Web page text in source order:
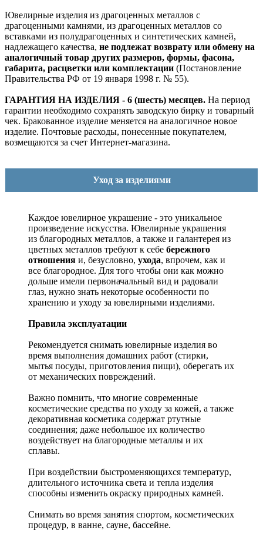
Ювелирные изделия из драгоценных металлов с
драгоценными камнями, из драгоценных металлов со
вставками из полудрагоценных и синтетических камней,
надлежащего качества, не подлежат возврату или обмену на
аналогичный товар других размеров, формы, фасона,
габарита, расцветки или комплектации (Постановление
Правительства РФ от 19 января 1998 г. № 55).
ГАРАНТИЯ НА ИЗДЕЛИЯ - 6 (шесть) месяцев. На период
гарантии необходимо сохранять заводскую бирку и товарный
чек. Бракованное изделие меняется на аналогичное новое
изделие. Почтовые расходы, понесенные покупателем,
возмещаются за счет Интернет-магазина.
Уход за изделиями
Каждое ювелирное украшение - это уникальное
произведение искусства. Ювелирные украшения
из благородных металлов, а также и галантерея из
цветных металлов требуют к себе бережного
отношения и, безусловно, ухода, впрочем, как и
все благородное. Для того чтобы они как можно
дольше имели первоначальный вид и радовали
глаз, нужно знать некоторые особенности по
хранению и уходу за ювелирными изделиями.
Правила эксплуатации
Рекомендуется снимать ювелирные изделия во
время выполнения домашних работ (стирки,
мытья посуды, приготовления пищи), оберегать их
от механических повреждений.
Важно помнить, что многие современные
косметические средства по уходу за кожей, а также
декоративная косметика содержат ртутные
соединения; даже небольшое их количество
воздействует на благородные металлы и их
сплавы.
При воздействии быстроменяющихся температур,
длительного источника света и тепла изделия
способны изменить окраску природных камней.
Снимать во время занятия спортом, косметических
процедур, в ванне, сауне, бассейне.